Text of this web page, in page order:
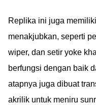
Replika ini juga
menakjubkan, seperti
wiper, dan setir yoke
berfungsi dengan baik
atapnya juga dibuat
akrilik untuk meniru